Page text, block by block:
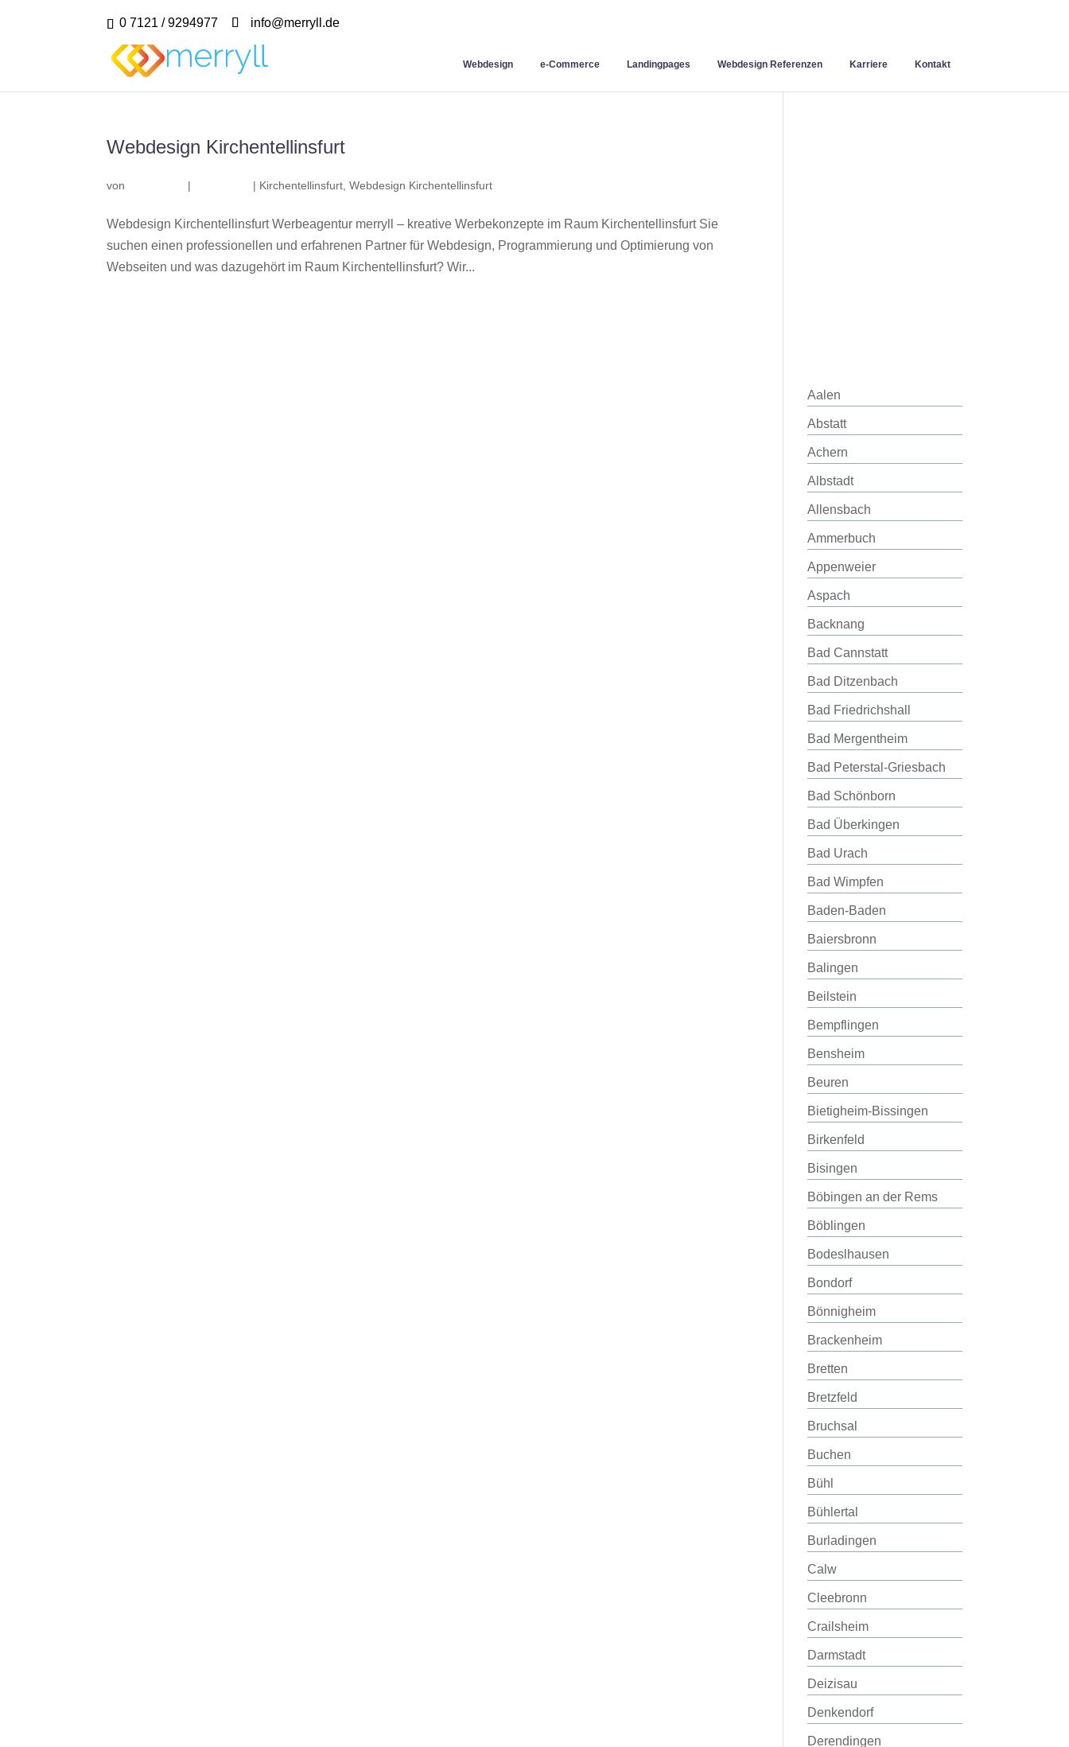
0 7121 / 9294977 info@merryll.de
Webdesign e-Commerce Landingpages Webdesign Referenzen Karriere Kontakt
Webdesign Kirchentellinsfurt
von | | Kirchentellinsfurt ,Webdesign Kirchentellinsfurt
Webdesign Kirchentellinsfurt Werbeagentur merryll – kreative Werbekonzepte im Raum Kirchentellinsfurt Sie
suchen einen professionellen und erfahrenen Partner für Webdesign, Programmierung und Optimierung von
Webseiten und was dazugehört im Raum Kirchentellinsfurt? Wir...
Aalen
Abstatt
Achern
Albstadt
Allensbach
Ammerbuch
Appenweier
Aspach
Backnang
Bad Cannstatt
Bad Ditzenbach
Bad Friedrichshall
Bad Mergentheim
Bad Peterstal-Griesbach
Bad Schönborn
Bad Überkingen
Bad Urach
Bad Wimpfen
Baden-Baden
Baiersbronn
Balingen
Beilstein
Bempflingen
Bensheim
Beuren
Bietigheim-Bissingen
Birkenfeld
Bisingen
Böbingen an der Rems
Böblingen
Bodeslhausen
Bondorf
Bönnigheim
Brackenheim
Bretten
Bretzfeld
Bruchsal
Buchen
Bühl
Bühlertal
Burladingen
Calw
Cleebronn
Crailsheim
Darmstadt
Deizisau
Denkendorf
Derendingen